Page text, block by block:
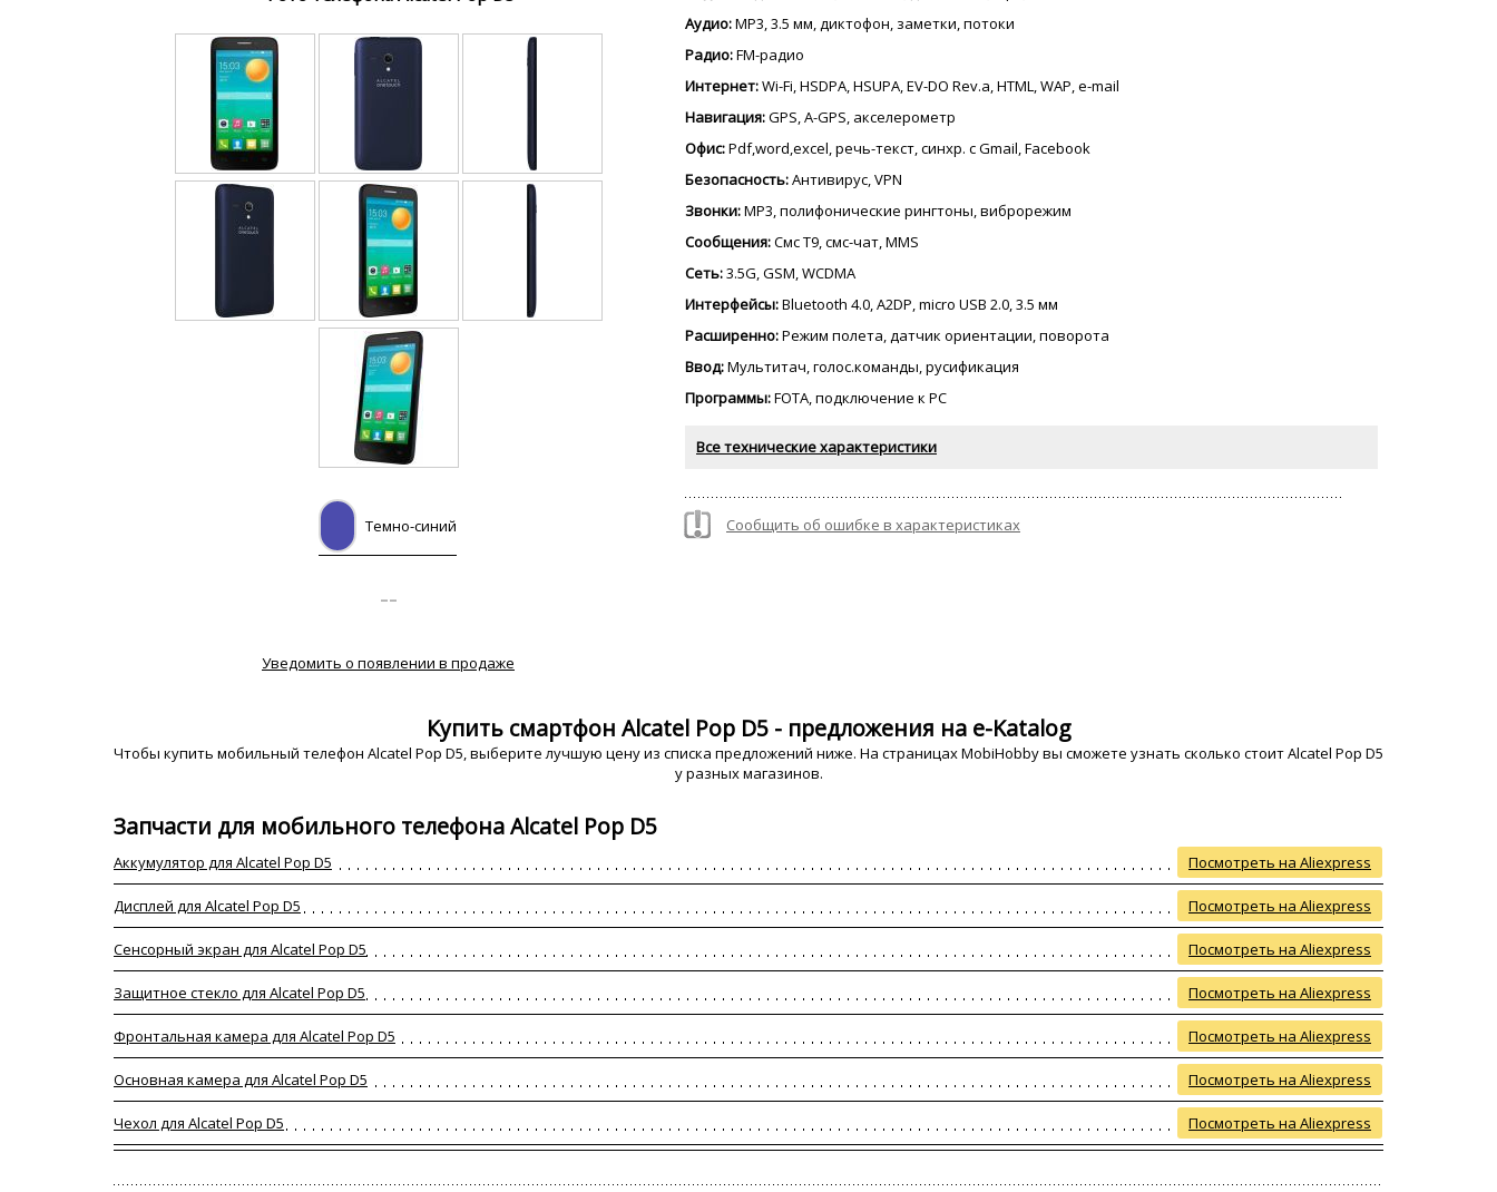
Темно-синий
--
Уведомить о появлении в продаже
Аудио:MP3, 3.5 мм, диктофон, заметки, потоки
Радио:FM-радио
Интернет:Wi-Fi, HSDPA, HSUPA, EV-DO Rev.a, HTML, WAP, e-mail
Навигация:GPS, A-GPS, акселерометр
Офис:Pdf,word,excel, речь-текст, синхр. с Gmail, Facebook
Безопасность:Антивирус, VPN
Звонки:MP3, полифонические рингтоны, виброрежим
Сообщения:Смс Т9, смс-чат, MMS
Сеть:3.5G, GSM, WCDMA
Интерфейсы:Bluetooth 4.0, A2DP, micro USB 2.0, 3.5 мм
Расширенно:Режим полета, датчик ориентации, поворота
Ввод:Мультитач, голос.команды, русификация
Программы:FOTA, подключение к PC
Все технические характеристики
Сообщить об ошибке в характеристиках
Купить смартфон Alcatel Pop D5 - предложения на e-Katalog
Чтобы купить мобильный телефон Alcatel Pop D5, выберите лучшую цену из списка предложений ниже. На страницах MobiHobby вы сможете узнать сколько стоит Alcatel Pop D5
у разных магазинов.
Запчасти для мобильного телефона Alcatel Pop D5
Аккумулятор для Alcatel Pop D5 Посмотреть на Aliexpress
Дисплей для Alcatel Pop D5 Посмотреть на Aliexpress
Сенсорный экран для Alcatel Pop D5 Посмотреть на Aliexpress
Защитное стекло для Alcatel Pop D5 Посмотреть на Aliexpress
Фронтальная камера для Alcatel Pop D5 Посмотреть на Aliexpress
Основная камера для Alcatel Pop D5 Посмотреть на Aliexpress
Чехол для Alcatel Pop D5 Посмотреть на Aliexpress